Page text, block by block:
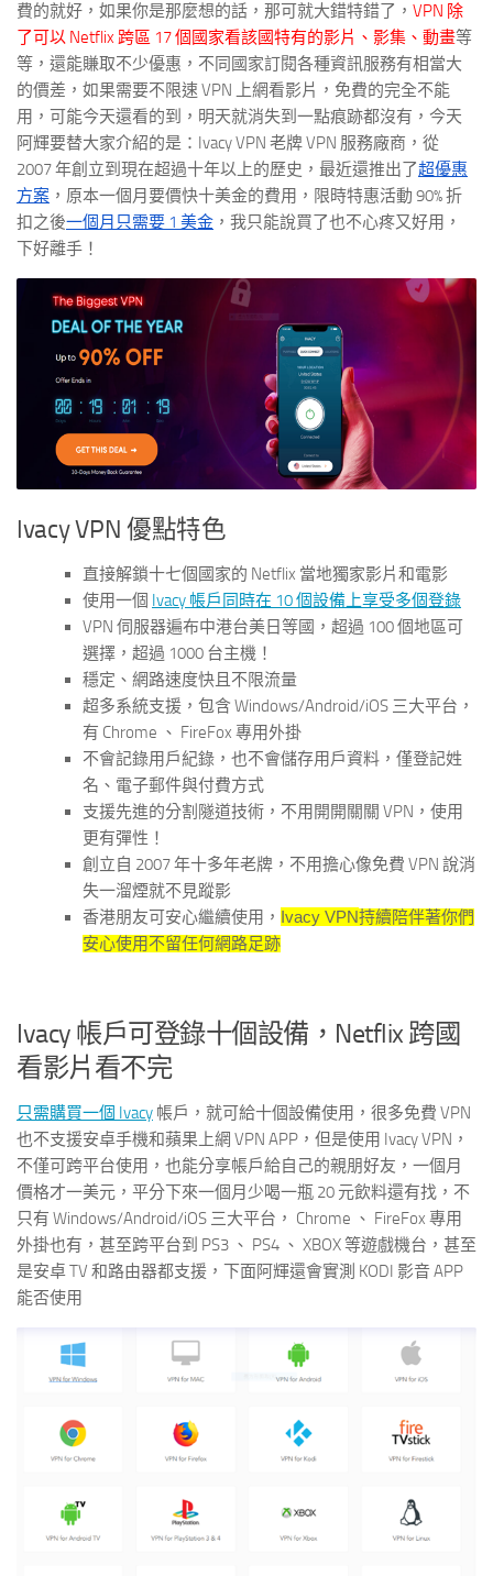
費的就好，如果你是那麼想的話，那可就大錯特錯了， VPN 除
了可以 Netflix 跨區 17 個國家看該國特有的影片、影集、動畫等
等，還能賺取不少優惠，不同國家訂閱各種資訊服務有相當大
的價差，如果需要不限速 VPN 上網看影片，免費的完全不能
用，可能今天還看的到，明天就消失到一點痕跡都沒有，今天
阿輝要替大家介紹的是：Ivacy VPN 老牌 VPN 服務廠商，從
2007 年創立到現在超過十年以上的歷史，最近還推出了超優惠
方案 ，原本一個月要價快十美金的費用，限時特惠活動 90% 折
扣之後一個月只需要 1 美金 ，我只能說買了也不心疼又好用，
下好離手！
Ivacy VPN 優點特色
直接解鎖十七個國家的 Netflix 當地獨家影片和電影
使用一個 Ivacy 帳戶同時在 10 個設備上享受多個登錄
VPN 伺服器遍布中港台美日等國，超過 100 個地區可
選擇，超過 1000 台主機！
穩定、網路速度快且不限流量
超多系統支援，包含 Windows/Android/iOS 三大平台，
有 Chrome 、 FireFox 專用外掛
不會記錄用戶紀錄，也不會儲存用戶資料，僅登記姓
名、電子郵件與付費方式
支援先進的分割隧道技術，不用開開關關 VPN，使用
更有彈性！
創立自 2007 年十多年老牌，不用擔心像免費 VPN 說消
失一溜煙就不見蹤影
香港朋友可安心繼續使用， Ivacy VPN持續陪伴著你們
安心使用不留任何網路足跡
Ivacy 帳戶可登錄十個設備，Netflix 跨國
看影片看不完
只需購買一個 Ivacy 帳戶，就可給十個設備使用，很多免費 VPN
也不支援安卓手機和蘋果上網 VPN APP，但是使用 Ivacy VPN，
不僅可跨平台使用，也能分享帳戶給自己的親朋好友，一個月
價格才一美元，平分下來一個月少喝一瓶 20 元飲料還有找，不
只有 Windows/Android/iOS 三大平台， Chrome 、 FireFox 專用
外掛也有，甚至跨平台到 PS3 、 PS4 、 XBOX 等遊戲機台，甚至
是安卓 TV 和路由器都支援，下面阿輝還會實測 KODI 影音 APP
能否使用